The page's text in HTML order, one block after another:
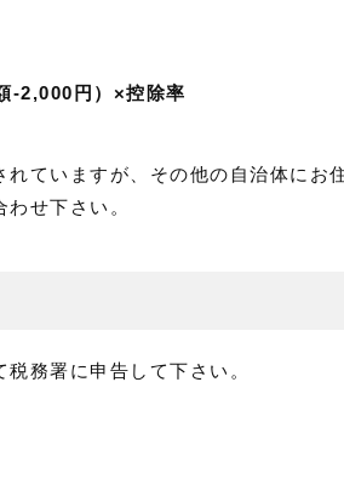
-2,000円）×控除率
ていますが、その他の自治体にお
せ下さい。
務署に申告して下さい。